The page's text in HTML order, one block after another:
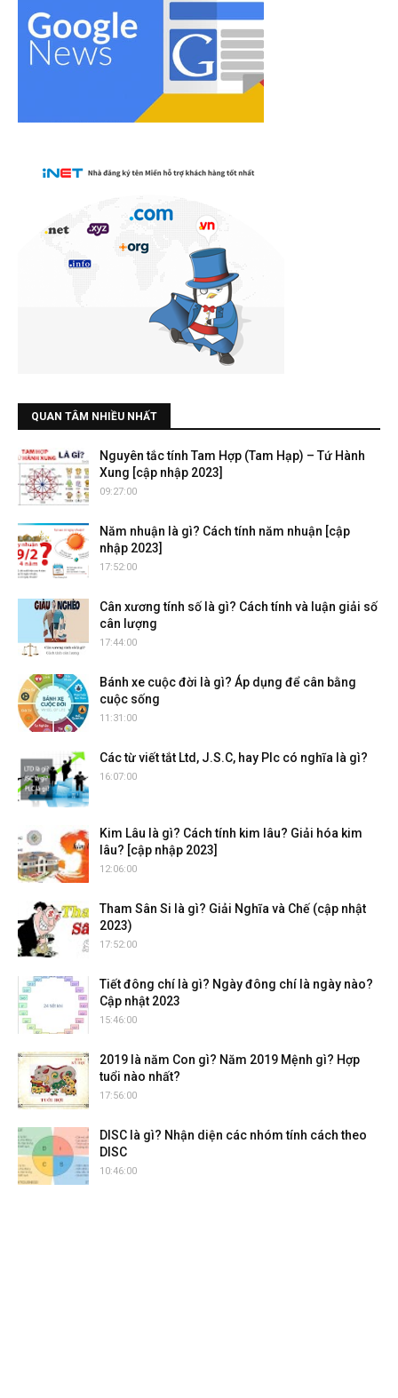
QUAN TÂM NHIỀU NHẤT
Nguyên tắc tính Tam Hợp (Tam Hạp) – Tứ Hành
Xung [cập nhập 2023]
09:27:00
Năm nhuận là gì? Cách tính năm nhuận [cập
nhập 2023]
17:52:00
Cân xương tính số là gì? Cách tính và luận giải số
cân lượng
17:44:00
Bánh xe cuộc đời là gì? Áp dụng để cân bằng
cuộc sống
11:31:00
Các từ viết tắt Ltd, J.S.C, hay Plc có nghĩa là gì?
16:07:00
Kim Lâu là gì? Cách tính kim lâu? Giải hóa kim
lâu? [cập nhập 2023]
12:06:00
Tham Sân Si là gì? Giải Nghĩa và Chế (cập nhật
2023)
17:52:00
Tiết đông chí là gì? Ngày đông chí là ngày nào?
Cập nhật 2023
15:46:00
2019 là năm Con gì? Năm 2019 Mệnh gì? Hợp
tuổi nào nhất?
17:56:00
DISC là gì? Nhận diện các nhóm tính cách theo
DISC
10:46:00